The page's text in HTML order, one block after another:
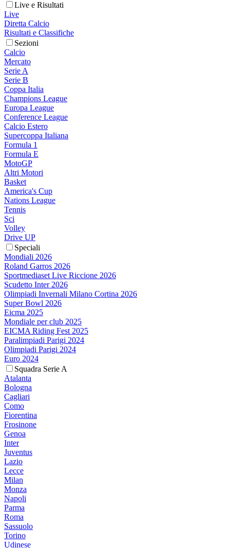
Live e Risultati
Live
Diretta Calcio
Risultati e Classifiche
Sezioni
Calcio
Mercato
Serie A
Serie B
Coppa Italia
Champions League
Europa League
Conference League
Calcio Estero
Supercoppa Italiana
Formula 1
Formula E
MotoGP
Altri Motori
Basket
America's Cup
Nations League
Tennis
Sci
Volley
Drive UP
Speciali
Mondiali 2026
Roland Garros 2026
Sportmediaset Live Riccione 2026
Scudetto Inter 2026
Olimpiadi Invernali Milano Cortina 2026
Super Bowl 2026
Eicma 2025
Mondiale per club 2025
EICMA Riding Fest 2025
Paralimpiadi Parigi 2024
Olimpiadi Parigi 2024
Euro 2024
Squadra Serie A
Atalanta
Bologna
Cagliari
Como
Fiorentina
Frosinone
Genoa
Inter
Juventus
Lazio
Lecce
Milan
Monza
Napoli
Parma
Roma
Sassuolo
Torino
Udinese